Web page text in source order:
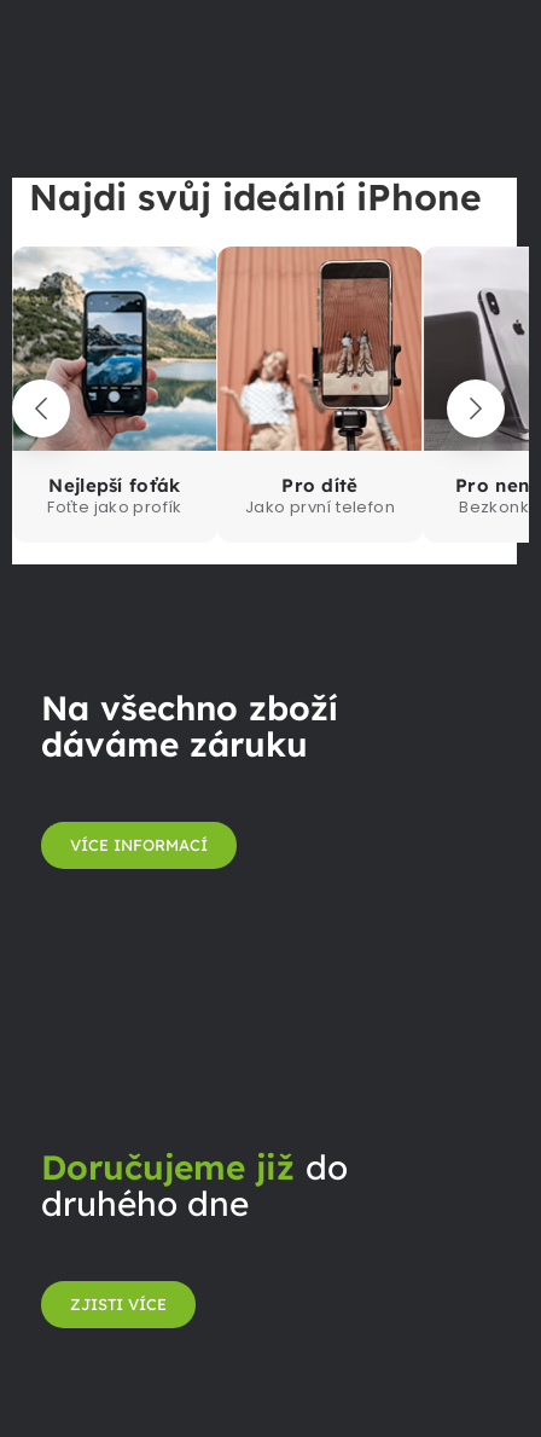
Najdi svůj ideální iPhone
Nejlepší foťák
Foťte jako profík
Pro dítě
Jako první telefon
Pro
Na všechno zboží
dáváme záruku
VÍCE INFORMACÍ
Doručujeme již do
druhého dne
ZJISTI VÍCE